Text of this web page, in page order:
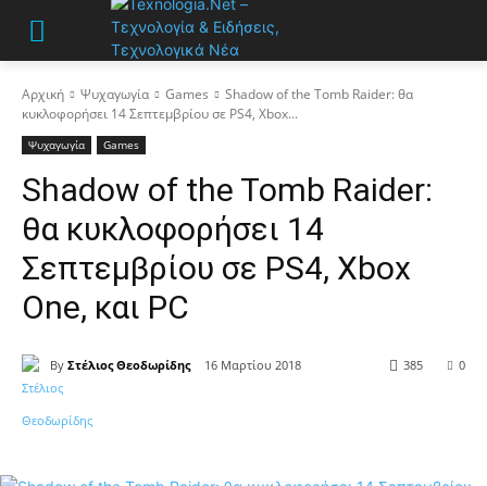
Αρχική Ψυχαγωγία Games
Shadow of the Tomb Raider: θα
κυκλοφορήσει 14 Σεπτεμβρίου σε PS4, Xbox...
Ψυχαγωγία Games
Shadow of the Tomb Raider:
θα κυκλοφορήσει 14
Σεπτεμβρίου σε PS4, Xbox
One, και PC
By Στέλιος Θεοδωρίδης 16 Μαρτίου 2018 0
385